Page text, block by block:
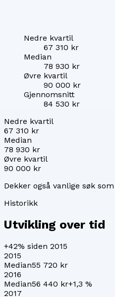
Nedre kvartil
67 310 kr
Median
78 930 kr
Øvre kvartil
90 000 kr
Gjennomsnitt
84 530 kr
Nedre kvartil
67 310 kr
Median
78 930 kr
Øvre kvartil
90 000 kr
Dekker også vanlige søk som
Historikk
Utvikling over tid
+42% siden 2015
2015
Median55 720 kr
2016
Median56 440 kr+1,3 %
2017